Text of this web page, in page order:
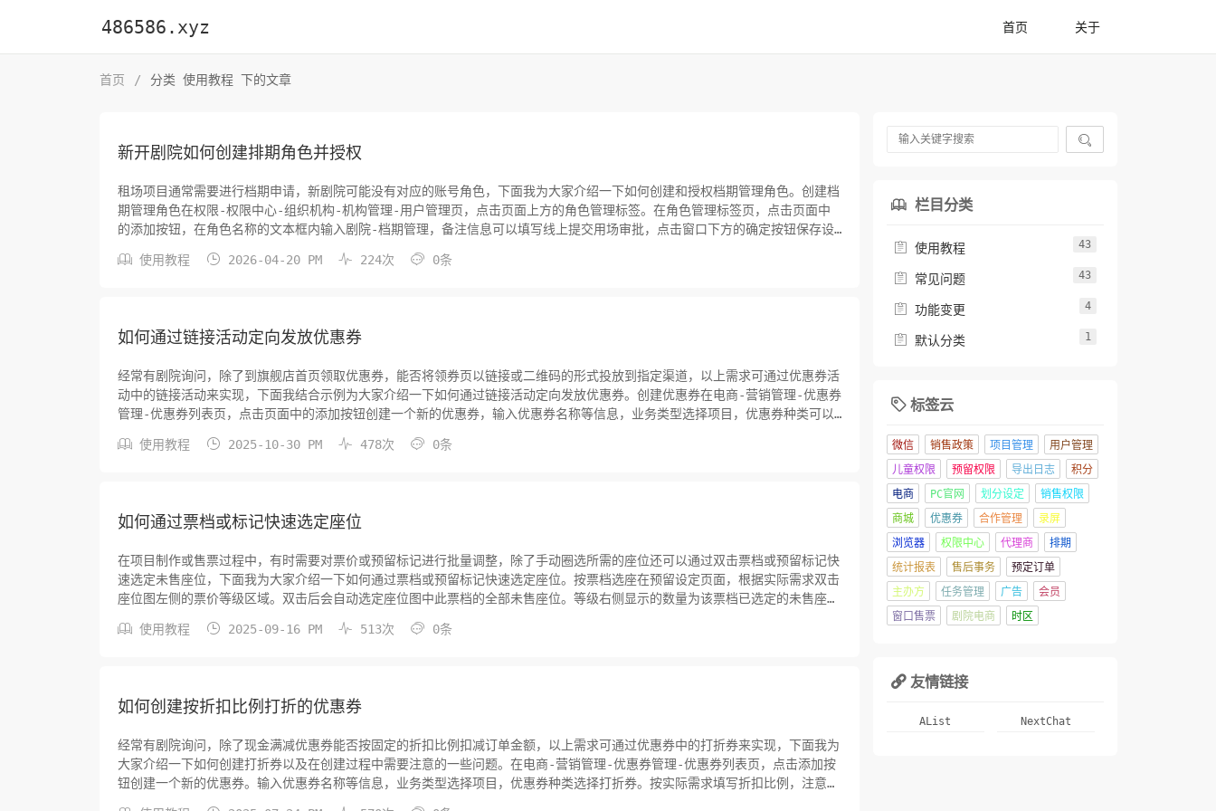
486586.xyz 首页 关于
首页 / 分类 使用教程 下的文章
新开剧院如何创建排期角色并授权
租场项目通常需要进行档期申请，新剧院可能没有对应的账号角色，下面我为大家介绍一下如何创建和授权档期管理角色。创建档
期管理角色在权限-权限中心-组织机构-机构管理-用户管理页，点击页面上方的角色管理标签。在角色管理标签页，点击页面中
的添加按钮，在角色名称的文本框内输入剧院-档期管理，备注信息可以填写线上提交用场审批，点击窗口下方的确定按钮保存设
 使用教程  2026-04-20 PM  224次  0条
如何通过链接活动定向发放优惠券
经常有剧院询问，除了到旗舰店首页领取优惠券，能否将领券页以链接或二维码的形式投放到指定渠道，以上需求可通过优惠券活
动中的链接活动来实现，下面我结合示例为大家介绍一下如何通过链接活动定向发放优惠券。创建优惠券在电商-营销管理-优惠券
管理-优惠券列表页，点击页面中的添加按钮创建一个新的优惠券，输入优惠券名称等信息，业务类型选择项目，优惠券种类可以
 使用教程  2025-10-30 PM  478次  0条
如何通过票档或标记快速选定座位
在项目制作或售票过程中，有时需要对票价或预留标记进行批量调整，除了手动圈选所需的座位还可以通过双击票档或预留标记快
速选定未售座位，下面我为大家介绍一下如何通过票档或预留标记快速选定座位。按票档选座在预留设定页面，根据实际需求双击
座位图左侧的票价等级区域。双击后会自动选定座位图中此票档的全部未售座位。等级右侧显示的数量为该票档已选定的未售座位
 使用教程  2025-09-16 PM  513次  0条
如何创建按折扣比例打折的优惠券
经常有剧院询问，除了现金满减优惠券能否按固定的折扣比例扣减订单金额，以上需求可通过优惠券中的打折券来实现，下面我为
大家介绍一下如何创建打折券以及在创建过程中需要注意的一些问题。在电商-营销管理-优惠券管理-优惠券列表页，点击添加按
钮创建一个新的优惠券。输入优惠券名称等信息，业务类型选择项目，优惠券种类选择打折券。按实际需求填写折扣比例，注意折

 栏目分类
 使用教程 43
 常见问题 43
 功能变更 4
 默认分类 1
 标签云
微信 销售政策 项目管理
用户管理
儿童权限
预留权限 导出日志
积分
电商
PC官网 划分设定
销售权限
商城
优惠券 合作管理
录屏
浏览器
权限中心 代理商
排期
统计报表
售后事务
预定订单
主办方
任务管理 广告
会员
窗口售票
剧院电商 时区
 友情链接
AList NextChat